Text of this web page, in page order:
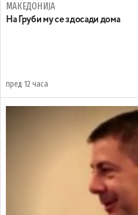
МАКЕДОНИЈА
На Груби му се здосади дома
пред 12 часа